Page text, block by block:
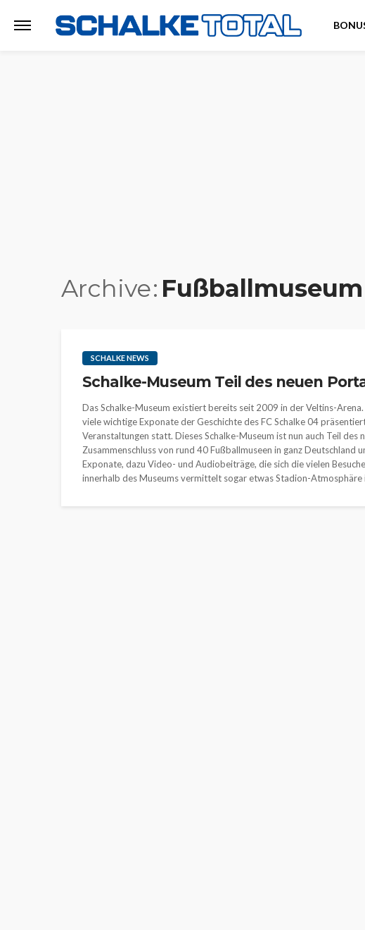
Archive Fußballmuseum
SCHALKE NEWS
Schalke-Museum Teil des neuen
Das Schalke-Museum existiert bereits seit 2009 in der Veltins-
viele wichtige Exponate der Geschichte des FC Schalke 04
Veranstaltungen statt. Dieses Schalke-Museum ist nun auch Teil des
Zusammenschluss von rund 40 Fußballmuseen in ganz Deutschland
Exponate, dazu Video- und Audiobeiträge, die sich die vielen
innerhalb des Museums vermittelt sogar etwas Stadion-Atmosphäre